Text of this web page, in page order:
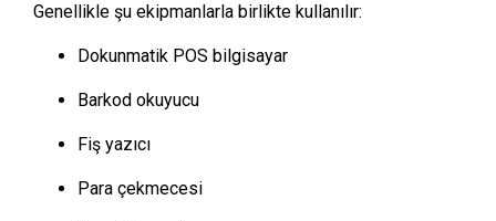
Genellikle şu ekipmanlarla birlikte kullanılır:
Dokunmatik POS bilgisayar
Barkod okuyucu
Fiş yazıcı
Para çekmecesi